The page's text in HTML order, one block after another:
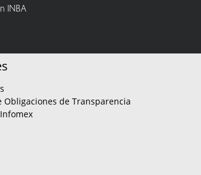
INBA
Obligaciones de Transparencia